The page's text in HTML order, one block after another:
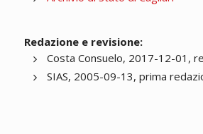
Redazione e revisione:
Costa Consuelo, 2017-12-01,
SIAS, 2005-09-13, prima